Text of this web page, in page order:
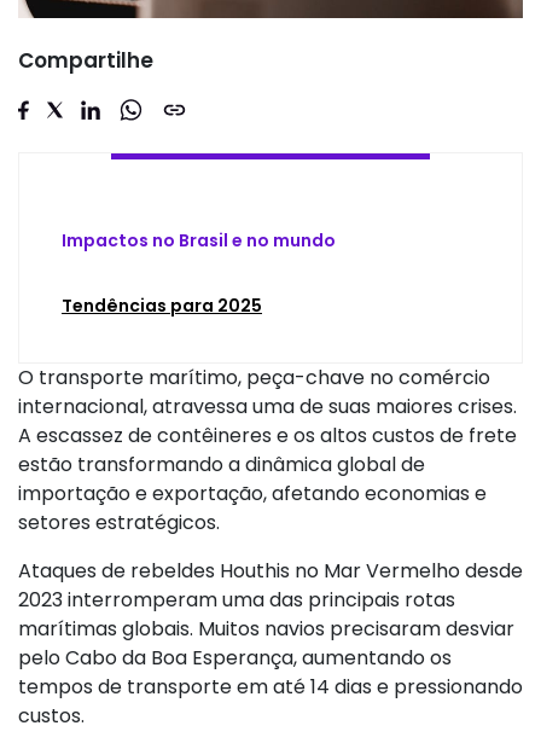
Compartilhe
Impactos no Brasil e no mundo
Tendências para 2025
O transporte marítimo, peça-chave no comércio
internacional, atravessa uma de suas maiores crises.
A escassez de contêineres e os altos custos de frete
estão transformando a dinâmica global de
importação e exportação, afetando economias e
setores estratégicos.
Ataques de rebeldes Houthis no Mar Vermelho desde
2023 interromperam uma das principais rotas
marítimas globais. Muitos navios precisaram desviar
pelo Cabo da Boa Esperança, aumentando os
tempos de transporte em até 14 dias e pressionando
custos​​.